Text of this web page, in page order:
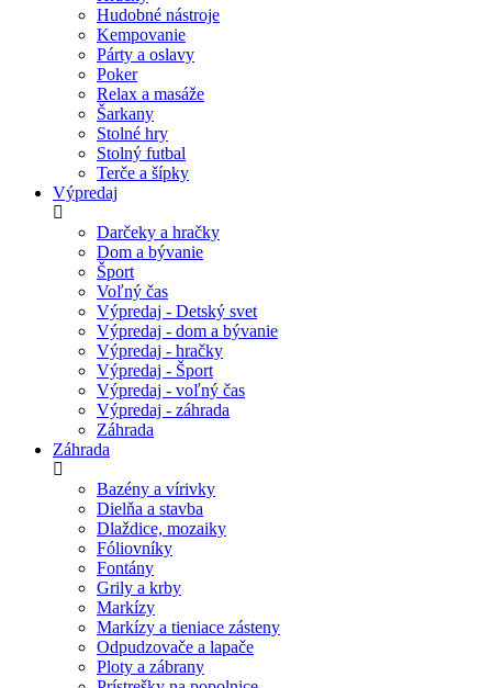
Hudobné nástroje
Kempovanie
Párty a oslavy
Poker
Relax a masáže
Šarkany
Stolné hry
Stolný futbal
Terče a šípky
Výpredaj
Darčeky a hračky
Dom a bývanie
Šport
Voľný čas
Výpredaj - Detský svet
Výpredaj - dom a bývanie
Výpredaj - hračky
Výpredaj - Šport
Výpredaj - voľný čas
Výpredaj - záhrada
Záhrada
Záhrada
Bazény a vírivky
Dielňa a stavba
Dlaždice, mozaiky
Fóliovníky
Fontány
Grily a krby
Markízy
Markízy a tieniace zásteny
Odpudzovače a lapače
Ploty a zábrany